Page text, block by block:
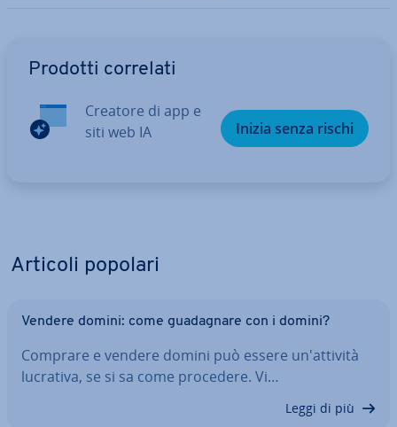
Prodotti correlati
Creatore di app e
siti web IA
Inizia senza rischi
Articoli popolari
Vendere domini: come gua­da­gna­re con i domini?
Comprare e vendere domini può essere un'at­ti­vi­tà
lucrativa, se si sa come procedere. Vi…
Leggi di più